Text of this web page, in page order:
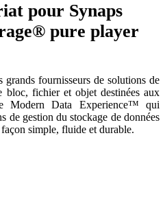
pour Synaps
pure player
grands fournisseurs de solutions de
bloc, fichier et objet destinées aux
Modern Data Experience™ qui
de gestion du stockage de données
simple, fluide et durable.